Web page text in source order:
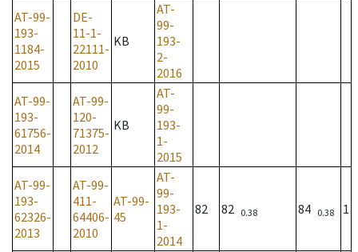
AT-99-
193-
1184-
2015
DE-
11-1-
22111-
2010
KB
AT-
99-
193-
2-
2016
AT-99-
193-
61756-
2014
AT-99-
120-
71375-
2012
KB
AT-
99-
193-
1-
2015
AT-99-
193-
62326-
2013
AT-99-
411-
64406-
2010
AT-99-
45
AT-
99-
193-
1-
2014
82 82 0.38 84 0.38 1